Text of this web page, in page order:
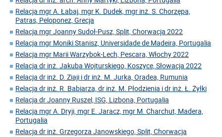
Relacja mgr A. Łabaj, mgr K. Dudek, mgr inż. S. Chorzępa,
Patras, Peloponez, Grecja
Relacja mgr Joanny Sudoł-Pusz, Split, Chorwacja 2022
Relacja mgr Moniki Stanisz, Universidade de Madeira, Portugalia
Relacja mgr Marii Warzybok-Lech, Pescara, Włochy 2022
Relacja dr inż. Jakuba Wojturskiego, Koszyce, Słowacja 2022
Relacja dr inż. D. Ziaji i dr inż. M. Jurka, Oradea, Rumunia
Relacja dr inż. R. Babiarza, dr inż. M. Płodzienia i dr inż. Ł. Żyłki
Relacja dr Joanny Ruszel, ISG, Lizbona, Portugalia
Relacja mgr A. Dryji, mgr E. Jaracz, mgr M. Charchut, Madera,
Portugalia
Relacja dr inż. Grzegorza Janowskiego, Split, Chorwacja